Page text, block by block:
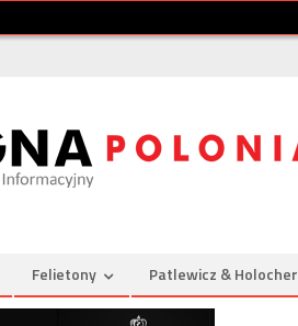
Felietony Patlewicz & Holocher